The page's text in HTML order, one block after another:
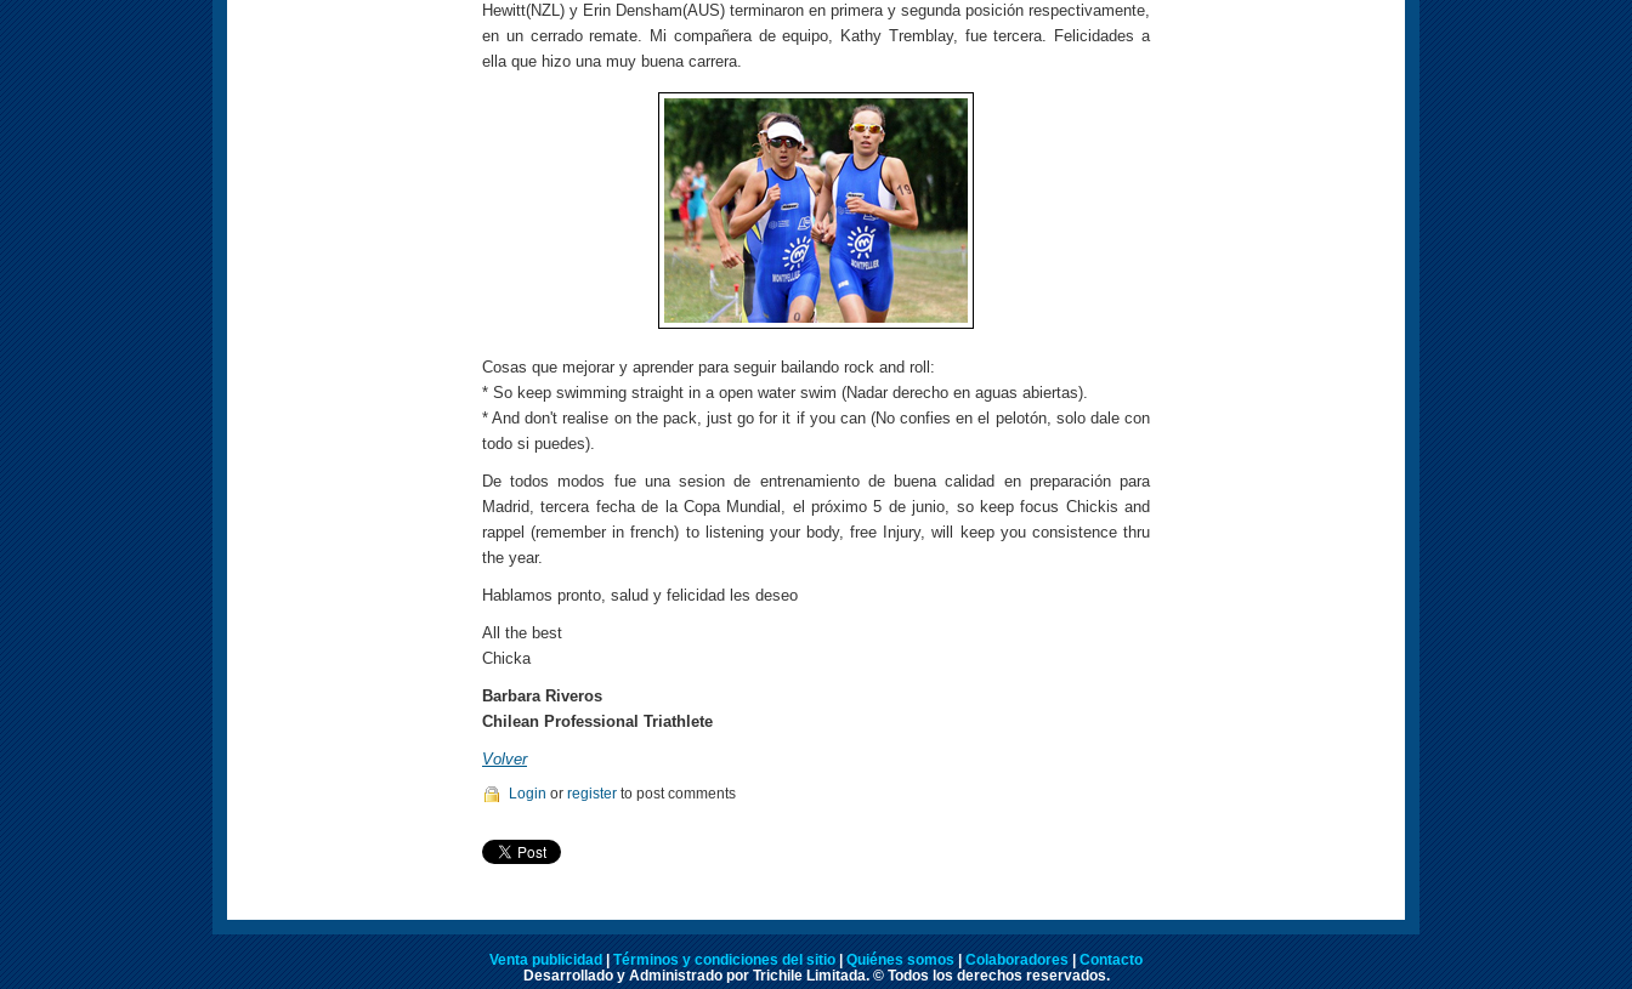
Hewitt(NZL) y Erin Densham(AUS) terminaron en primera y segunda posición respectivamente,
en un cerrado remate. Mi compañera de equipo, Kathy Tremblay, fue tercera. Felicidades a
ella que hizo una muy buena carrera.
Cosas que mejorar y aprender para seguir bailando rock and roll:
* So keep swimming straight in a open water swim (Nadar derecho en aguas abiertas).
* And don't realise on the pack, just go for it if you can (No confies en el pelotón, solo dale con
todo si puedes).
De todos modos fue una sesion de entrenamiento de buena calidad en preparación para
Madrid, tercera fecha de la Copa Mundial, el próximo 5 de junio, so keep focus Chickis and
rappel (remember in french) to listening your body, free Injury, will keep you consistence thru
the year.
Hablamos pronto, salud y felicidad les deseo
All the best
Chicka
Barbara Riveros
Chilean Professional Triathlete
Volver
Login or register to post comments
Venta publicidad Términos y condiciones del sitio Quiénes somos Colaboradores
Contacto
Desarrollado y Administrado por Trichile Limitada. © Todos los derechos reservados.